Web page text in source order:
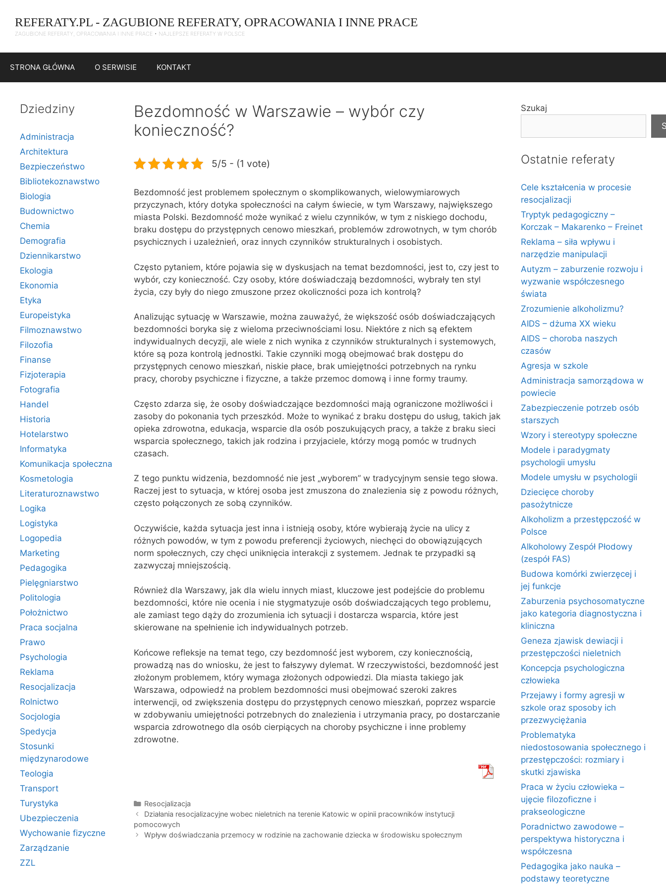
treści
REFERATY.PL - ZAGUBIONE REFERATY, OPRACOWANIA I INNE PRACE
ZAGUBIONE REFERATY, OPRACOWANIA I INNE PRACE • NAJLEPSZE REFERATY W POLSCE
STRONA GŁÓWNA O SERWISIE KONTAKT
Bezdomność w Warszawie – wybór czy
konieczność?
5/5 - (1 vote)
Bezdomność jest problemem społecznym o skomplikowanych, wielowymiarowych
przyczynach, który dotyka społeczności na całym świecie, w tym Warszawy, największego
miasta Polski. Bezdomność może wynikać z wielu czynników, w tym z niskiego dochodu,
braku dostępu do przystępnych cenowo mieszkań, problemów zdrowotnych, w tym chorób
psychicznych i uzależnień, oraz innych czynników strukturalnych i osobistych.
Często pytaniem, które pojawia się w dyskusjach na temat bezdomności, jest to, czy jest to
wybór, czy konieczność. Czy osoby, które doświadczają bezdomności, wybrały ten styl
życia, czy były do niego zmuszone przez okoliczności poza ich kontrolą?
Analizując sytuację w Warszawie, można zauważyć, że większość osób doświadczających
bezdomności boryka się z wieloma przeciwnościami losu. Niektóre z nich są efektem
indywidualnych decyzji, ale wiele z nich wynika z czynników strukturalnych i systemowych,
które są poza kontrolą jednostki. Takie czynniki mogą obejmować brak dostępu do
przystępnych cenowo mieszkań, niskie płace, brak umiejętności potrzebnych na rynku
pracy, choroby psychiczne i fizyczne, a także przemoc domową i inne formy traumy.
Często zdarza się, że osoby doświadczające bezdomności mają ograniczone możliwości i
zasoby do pokonania tych przeszkód. Może to wynikać z braku dostępu do usług, takich jak
opieka zdrowotna, edukacja, wsparcie dla osób poszukujących pracy, a także z braku sieci
wsparcia społecznego, takich jak rodzina i przyjaciele, którzy mogą pomóc w trudnych
czasach.
Z tego punktu widzenia, bezdomność nie jest „wyborem” w tradycyjnym sensie tego słowa.
Raczej jest to sytuacja, w której osoba jest zmuszona do znalezienia się z powodu różnych,
często połączonych ze sobą czynników.
Oczywiście, każda sytuacja jest inna i istnieją osoby, które wybierają życie na ulicy z
różnych powodów, w tym z powodu preferencji życiowych, niechęci do obowiązujących
norm społecznych, czy chęci uniknięcia interakcji z systemem. Jednak te przypadki są
zazwyczaj mniejszością.
Również dla Warszawy, jak dla wielu innych miast, kluczowe jest podejście do problemu
bezdomności, które nie ocenia i nie stygmatyzuje osób doświadczających tego problemu,
ale zamiast tego dąży do zrozumienia ich sytuacji i dostarcza wsparcia, które jest
skierowane na spełnienie ich indywidualnych potrzeb.
Końcowe refleksje na temat tego, czy bezdomność jest wyborem, czy koniecznością,
prowadzą nas do wniosku, że jest to fałszywy dylemat. W rzeczywistości, bezdomność jest
złożonym problemem, który wymaga złożonych odpowiedzi. Dla miasta takiego jak
Warszawa, odpowiedź na problem bezdomności musi obejmować szeroki zakres
interwencji, od zwiększenia dostępu do przystępnych cenowo mieszkań, poprzez wsparcie
w zdobywaniu umiejętności potrzebnych do znalezienia i utrzymania pracy, po dostarczanie
wsparcia zdrowotnego dla osób cierpiących na choroby psychiczne i inne problemy
zdrowotne.
Kategorie
Resocjalizacja
Działania resocjalizacyjne wobec nieletnich na terenie Katowic w opinii pracowników instytucji
pomocowych
Wpływ doświadczania przemocy w rodzinie na zachowanie dziecka w środowisku społecznym
Dziedziny
Administracja
Architektura
Bezpieczeństwo
Bibliotekoznawstwo
Biologia
Budownictwo
Chemia
Demografia
Dziennikarstwo
Ekologia
Ekonomia
Etyka
Europeistyka
Filmoznawstwo
Filozofia
Finanse
Fizjoterapia
Fotografia
Handel
Historia
Hotelarstwo
Informatyka
Komunikacja społeczna
Kosmetologia
Literaturoznawstwo
Logika
Logistyka
Logopedia
Marketing
Pedagogika
Pielęgniarstwo
Politologia
Położnictwo
Praca socjalna
Prawo
Psychologia
Reklama
Resocjalizacja
Rolnictwo
Socjologia
Spedycja
Stosunki
międzynarodowe
Teologia
Transport
Turystyka
Ubezpieczenia
Wychowanie fizyczne
Zarządzanie
ZZL
Szukaj
Ostatnie referaty
Cele kształcenia w procesie
resocjalizacji
Tryptyk pedagogiczny –
Korczak – Makarenko – Freinet
Reklama – siła wpływu i
narzędzie manipulacji
Autyzm – zaburzenie rozwoju i
wyzwanie współczesnego
świata
Zrozumienie alkoholizmu?
AIDS – dżuma XX wieku
AIDS – choroba naszych
czasów
Agresja w szkole
Administracja samorządowa w
powiecie
Zabezpieczenie potrzeb osób
starszych
Wzory i stereotypy społeczne
Modele i paradygmaty
psychologii umysłu
Modele umysłu w psychologii
Dziecięce choroby
pasożytnicze
Alkoholizm a przestępczość w
Polsce
Alkoholowy Zespół Płodowy
(zespół FAS)
Budowa komórki zwierzęcej i
jej funkcje
Zaburzenia psychosomatyczne
jako kategoria diagnostyczna i
kliniczna
Geneza zjawisk dewiacji i
przestępczości nieletnich
Koncepcja psychologiczna
człowieka
Przejawy i formy agresji w
szkole oraz sposoby ich
przezwyciężania
Problematyka
niedostosowania społecznego i
przestępczości: rozmiary i
skutki zjawiska
Praca w życiu człowieka –
ujęcie filozoficzne i
prakseologiczne
Poradnictwo zawodowe –
perspektywa historyczna i
współczesna
Pedagogika jako nauka –
podstawy teoretyczne